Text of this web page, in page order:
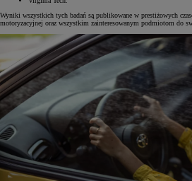
Wyniki wszystkich tych badań są publikowane w prestiżowych
motoryzacyjnej oraz wszystkim zainteresowanym podmiotom do